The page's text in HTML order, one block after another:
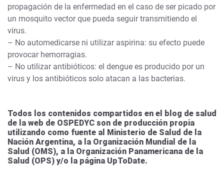
propagación de la enfermedad en el caso de ser picado por
un mosquito vector que pueda seguir transmitiendo el
virus.
– No automedicarse ni utilizar aspirina: su efecto puede
provocar hemorragias.
– No utilizar antibióticos: el dengue es producido por un
virus y los antibióticos solo atacan a las bacterias.
Todos los contenidos compartidos en el blog de salud
de la web de OSPEDYC son de producción propia
utilizando como fuente al Ministerio de Salud de la
Nación Argentina, a la Organización Mundial de la
Salud (OMS), a la Organización Panamericana de la
Salud (OPS) y/o la página UpToDate.